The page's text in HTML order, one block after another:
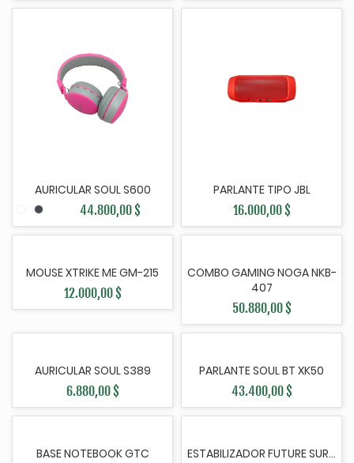
AURICULAR SOUL S600
44.800,00 $
PARLANTE TIPO JBL
16.000,00 $
MOUSE XTRIKE ME GM-215
12.000,00 $
COMBO GAMING NOGA NKB-
407
50.880,00 $
AURICULAR SOUL S389
6.880,00 $
PARLANTE SOUL BT XK50
43.400,00 $
BASE NOTEBOOK GTC
ESTABILIZADOR FUTURE SUR...